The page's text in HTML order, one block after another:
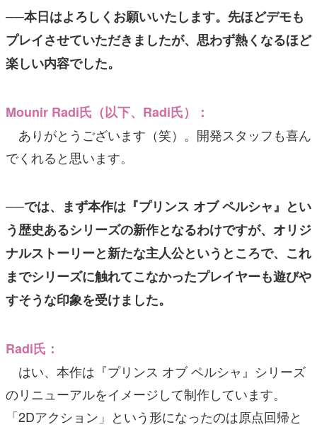
──本日はよろしくお願いいたします。先ほどデモも
プレイさせていただきましたが、思わず熱くなるほど
楽しい内容でした。
Mounir Radi氏（以下、Radi氏）：
ありがとうございます（笑）。開発スタッフも喜ん
でくれると思います。
──では、まず本作は『プリンス オブ ペルシャ』とい
う歴史あるシリーズの新作となるわけですが、オリジ
ナルストーリーと新たな主人公というところで、これ
までシリーズに触れてこなかったプレイヤーも遊びや
すそうな印象を受けました。
Radi氏：
はい、本作は『プリンス オブ ペルシャ』シリーズ
のリニューアルをイメージして制作しています。
「2Dアクション」という形になったのは原点回帰と